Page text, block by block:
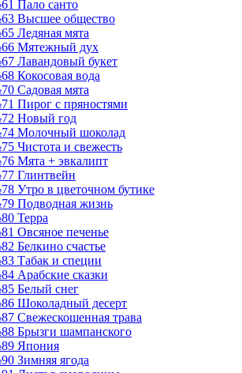
Пало санто
Высшее общество
Ледяная мята
Мятежный дух
Лавандовый букет
Кокосовая вода
Садовая мята
Пирог с пряностями
Новый год
Молочный шоколад
Чистота и свежесть
Мята + эвкалипт
Глинтвейн
Утро в цветочном бутике
Подводная жизнь
Терра
Овсяное печенье
Белкино счастье
Табак и специи
Арабские сказки
Белый снег
Шоколадный десерт
Свежескошенная трава
Брызги шампанского
Япония
Зимняя ягода